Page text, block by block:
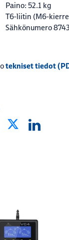
Paino: 52.1 kg
T6-liitin (M6-
Sähkönumero
tekniset tiedot